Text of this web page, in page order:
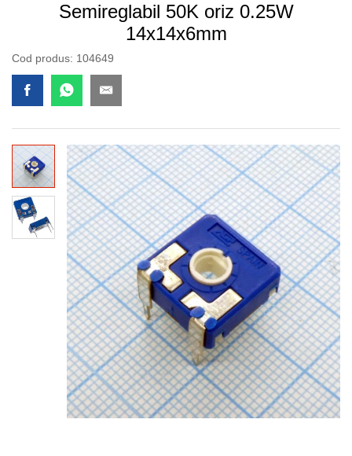
Semireglabil 50K oriz 0.25W
14x14x6mm
Cod produs: 104649